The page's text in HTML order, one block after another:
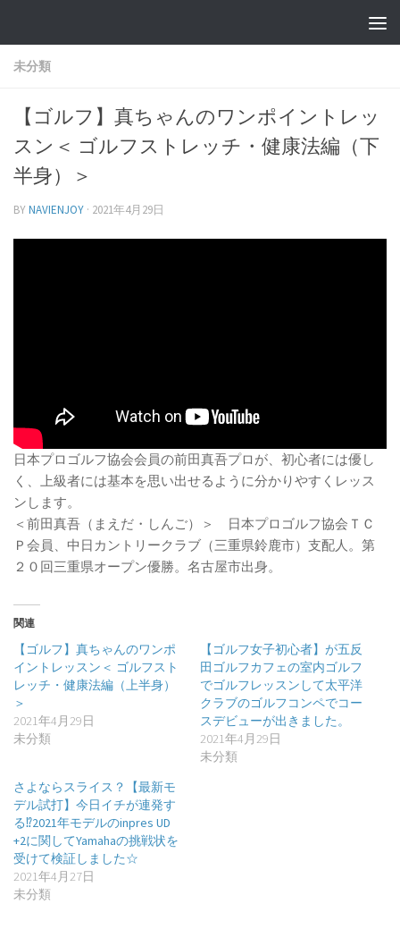
未分類
【ゴルフ】真ちゃんのワンポイントレッ
スン＜ ゴルフストレッチ・健康法編（下
半身）＞
BYNAVIENJOY · 2021年4月29日
日本プロゴルフ協会会員の前田真吾プロが、初心者には優し
く、上級者には基本を思い出せるように分かりやすくレッス
ンします。
＜前田真吾（まえだ・しんご）＞ 日本プロゴルフ協会ＴＣ
Ｐ会員、中日カントリークラブ（三重県鈴鹿市）支配人。第
２０回三重県オープン優勝。名古屋市出身。
関連
【ゴルフ】真ちゃんのワンポ
イントレッスン＜ ゴルフスト
レッチ・健康法編（上半身）
＞
2021年4月29日
未分類
【ゴルフ女子初心者】が五反
田ゴルフカフェの室内ゴルフ
でゴルフレッスンして太平洋
クラブのゴルフコンペでコー
スデビューが出きました。
2021年4月29日
未分類
さよならスライス？【最新モ
デル試打】今日イチが連発す
る⁉︎2021年モデルのinpres UD
+2に関してYamahaの挑戦状を
受けて検証しました☆
2021年4月27日
未分類